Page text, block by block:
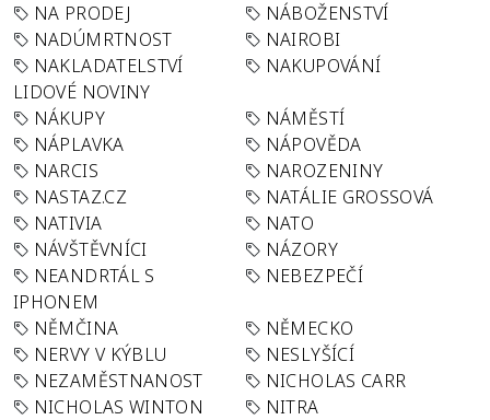
NA PRODEJ
NÁBOŽENSTVÍ
NADÚMRTNOST
NAIROBI
NAKLADATELSTVÍ
LIDOVÉ NOVINY
NAKUPOVÁNÍ
NÁKUPY
NÁMĚSTÍ
NÁPLAVKA
NÁPOVĚDA
NARCIS
NAROZENINY
NASTAZ.CZ
NATÁLIE GROSSOVÁ
NATIVIA
NATO
NÁVŠTĚVNÍCI
NÁZORY
NEANDRTÁL S
IPHONEM
NEBEZPEČÍ
NĚMČINA
NĚMECKO
NERVY V KÝBLU
NESLYŠÍCÍ
NEZAMĚSTNANOST
NICHOLAS CARR
NICHOLAS WINTON
NITRA